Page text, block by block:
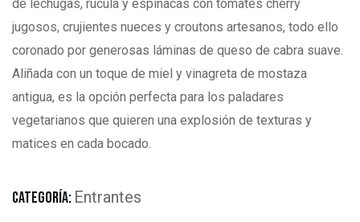
de lechugas, rúcula y espinacas con tomates cherry
jugosos, crujientes nueces y croutons artesanos, todo ello
coronado por generosas láminas de queso de cabra suave.
Aliñada con un toque de miel y vinagreta de mostaza
antigua, es la opción perfecta para los paladares
vegetarianos que quieren una explosión de texturas y
matices en cada bocado.
CATEGORÍA: Entrantes